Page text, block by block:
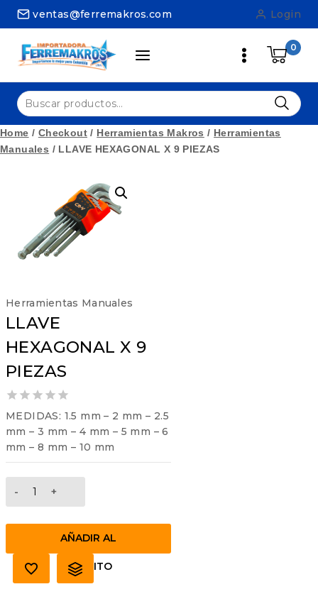
Skip
ventas@ferremakros.com Login
0
Buscar
por:
Home / Checkout / Herramientas Makros / Herramientas
Manuales / LLAVE HEXAGONAL X 9 PIEZAS
Herramientas Manuales
LLAVE
HEXAGONAL X 9
PIEZAS
0
out
of
5
MEDIDAS: 1.5 mm – 2 mm – 2.5
mm – 3 mm – 4 mm – 5 mm – 6
mm – 8 mm – 10 mm
LLAVE
cantidad
AÑADIR AL
CARRITO